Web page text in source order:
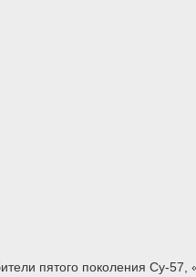
пятого поколения Су-